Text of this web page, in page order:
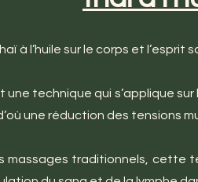
à l’huile sur le corps et l’esprit
une technique qui s’applique
une réduction des tensions
massages traditionnels, cette